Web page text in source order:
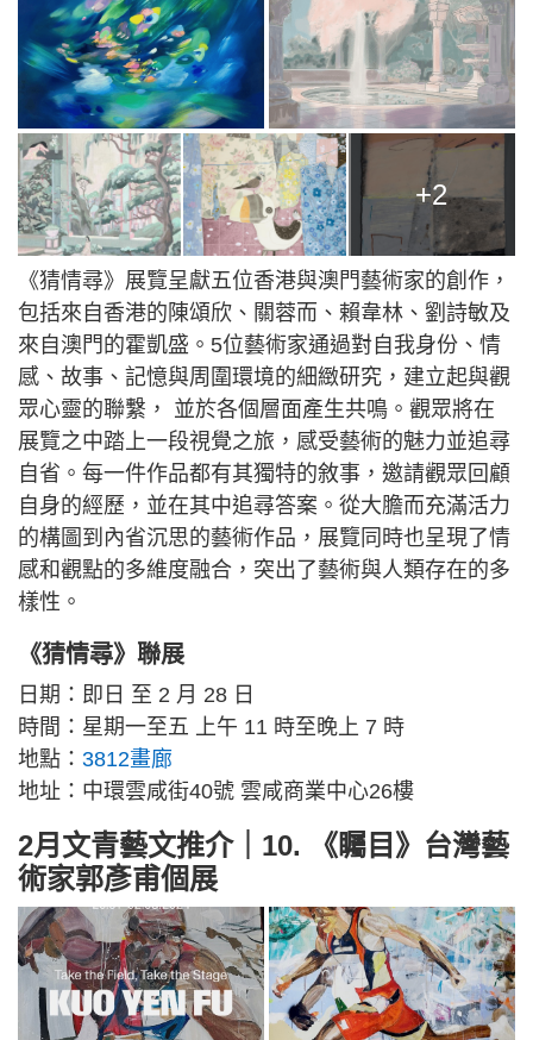
+2
《猜情尋》展覽呈獻五位香港與澳門藝術家的創作，
包括來自香港的陳頌欣、關蓉而、賴韋林、劉詩敏及
來自澳門的霍凱盛。5位藝術家通過對自我身份、情
感、故事、記憶與周圍環境的細緻研究，建立起與觀
眾心靈的聯繫， 並於各個層面產生共鳴。 觀眾將在
展覽之中踏上一段視覺之旅，感受藝術的魅力並追尋
自省。每一件作品都有其獨特的敘事，邀請觀眾回顧
自身的經歷，並在其中追尋答案。從大膽而充滿活力
的構圖到內省沉思的藝術作品，展覽同時也呈現了情
感和觀點的多維度融合，突出了藝術與人類存在的多
樣性。
《猜情尋》聯展
日期：即日 至 2 月 28 日
時間：星期一至五 上午 11 時至晚上 7 時
地點： 3812畫廊
地址：中環雲咸街40號 雲咸商業中心26樓
2月文青藝文推介｜10. 《矚目》台灣藝
術家郭彥甫個展